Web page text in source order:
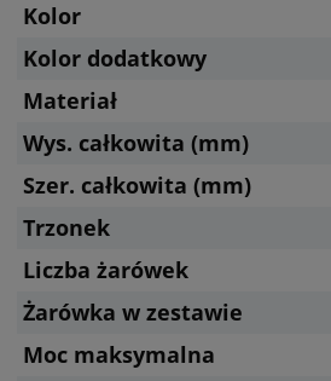
Kolor
Kolor dodatkowy
Materiał
Wys. całkowita (mm)
Szer. całkowita (mm)
Trzonek
Liczba żarówek
Żarówka w zestawie
Moc maksymalna